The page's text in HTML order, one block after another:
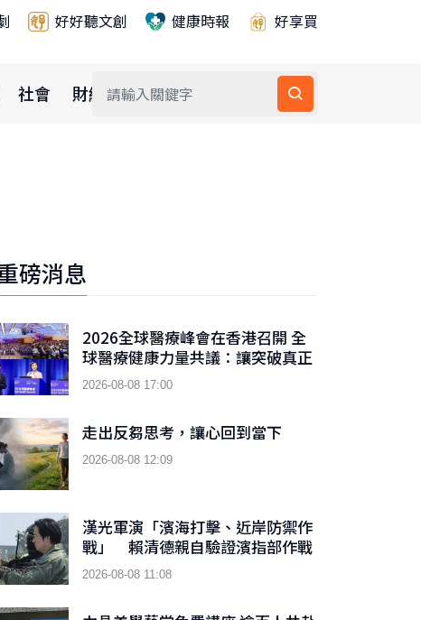
好好聽文創 健康時報 好享買
社會 財經 公益
磅消息
2026全球醫療峰會在香港召開 全
球醫療健康力量共議：讓突破真正
抵達患者
2026-08-08 17:00
走出反芻思考，讓心回到當下
2026-08-08 12:09
漢光軍演「濱海打擊、近岸防禦作
戰」 賴清德親自驗證濱指部作戰
成效
2026-08-08 11:08